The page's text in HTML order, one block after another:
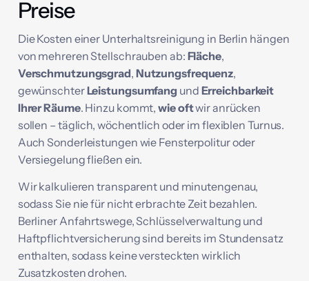
Preise
Die Kosten einer Unterhaltsreinigung in Berlin hängen
von mehreren Stellschrauben ab: Fläche,
Verschmutzungsgrad, Nutzungsfrequenz,
gewünschterLeistungsumfang und Erreichbarkeit
Ihrer Räume. Hinzu kommt,wie oftwir anrücken
sollen – täglich, wöchentlich oder im flexiblen Turnus.
Auch Sonderleistungen wie Fensterpolitur oder
Versiegelung fließen ein.
Wir kalkulieren transparent und minutengenau,
sodass Sie nie für nicht erbrachte Zeit bezahlen.
Berliner Anfahrtswege, Schlüsselverwaltung und
Haftpflichtversicherung sind bereits im Stundensatz
enthalten, sodass keine versteckten wirklich
Zusatzkosten drohen.